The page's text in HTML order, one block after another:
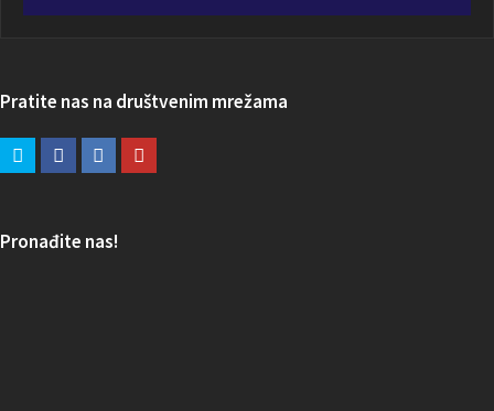
Pratite nas na društvenim mrežama
Pronađite nas!